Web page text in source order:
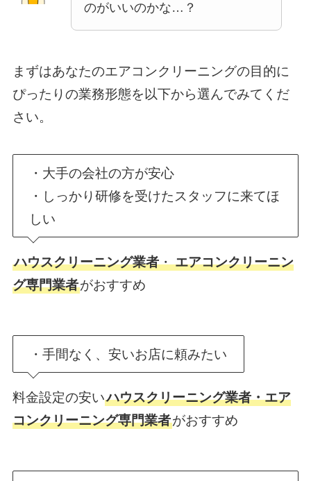
のがいいのかな…？
まずはあなたのエアコンクリーニングの目的に
ぴったりの業務形態を以下から選んでみてくだ
さい。
・大手の会社の方が安心
・しっかり研修を受けたスタッフに来てほ
しい
ハウスクリーニング業者・エアコンクリーニン
グ専門業者がおすすめ
・手間なく、安いお店に頼みたい
料金設定の安いハウスクリーニング業者・エア
コンクリーニング専門業者がおすすめ